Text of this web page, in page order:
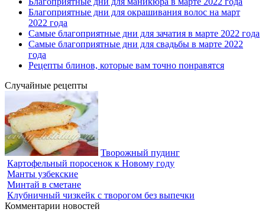
Благоприятные дни для окрашивания волос на март
2022 года
Самые благоприятные дни для зачатия в марте 2022 года
Самые благоприятные дни для свадьбы в марте 2022
года
Рецепты блинов, которые вам точно понравятся
Случайные рецепты
Творожный пудинг
Картофельный поросенок к Новому году
Манты узбекские
Минтай в сметане
Клубничный чизкейк с творогом без выпечки
Комментарии новостей